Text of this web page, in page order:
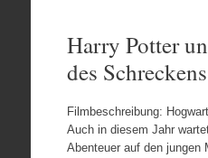
Harry Potter
des
Filmbeschreibung:
Auch in diesem Jahr
Abenteuer auf den jungen